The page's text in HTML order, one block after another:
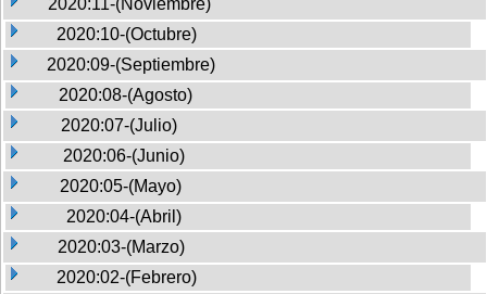
2020:10-(Octubre)
2020:09-(Septiembre)
2020:08-(Agosto)
2020:07-(Julio)
2020:06-(Junio)
2020:05-(Mayo)
2020:04-(Abril)
2020:03-(Marzo)
2020:02-(Febrero)